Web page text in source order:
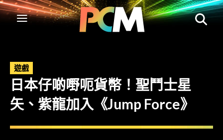
遊戲
日本仔啲嘢呃貨幣！聖鬥士星
矢、紫龍加入《Jump Force》